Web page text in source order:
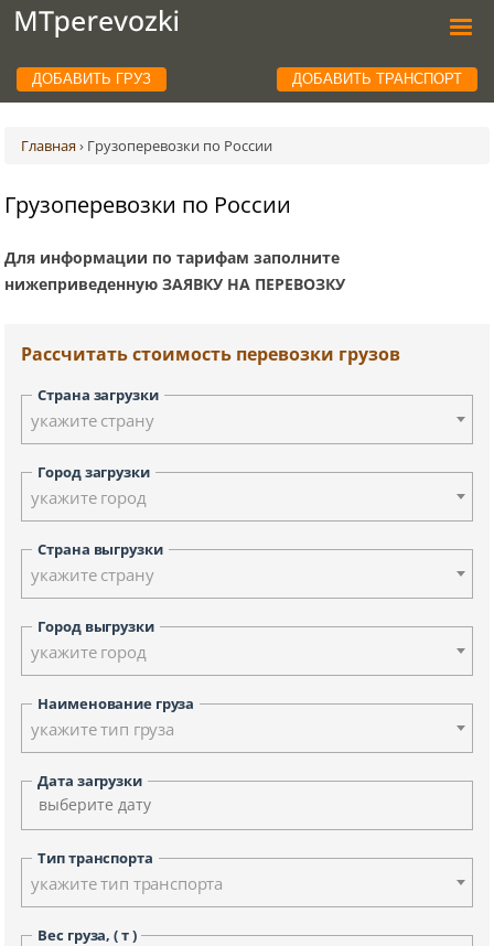
ДОБАВИТЬ ГРУЗ ДОБАВИТЬ ТРАНСПОРТ
Главная › Грузоперевозки по России
Грузоперевозки по России
Для информации по тарифам заполните
нижеприведенную ЗАЯВКУ НА ПЕРЕВОЗКУ
Рассчитать стоимость перевозки грузов
Страна загрузки
укажите страну
Город загрузки
укажите город
Страна выгрузки
укажите страну
Город выгрузки
укажите город
Наименование груза
укажите тип груза
Дата загрузки
Тип транспорта
укажите тип транспорта
Вес груза, ( т )